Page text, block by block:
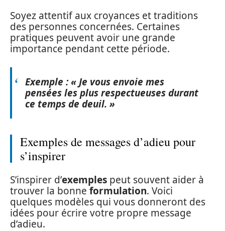
Soyez attentif aux croyances et traditions
des personnes concernées. Certaines
pratiques peuvent avoir une grande
importance pendant cette période.
Exemple : « Je vous envoie mes
pensées les plus respectueuses durant
ce temps de deuil. »
Exemples de messages d’adieu pour
s’inspirer
S’inspirer d’exemples peut souvent aider à
trouver la bonne formulation. Voici
quelques modèles qui vous donneront des
idées pour écrire votre propre message
d’adieu.